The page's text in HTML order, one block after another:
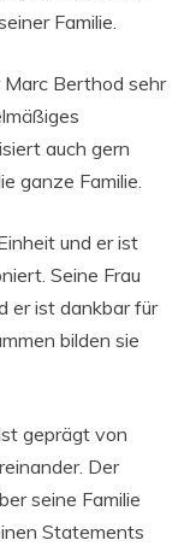
Familie.
Marc Berthod sehr
auch gern
ganze Familie.
und er ist
Seine Frau
er ist dankbar für
bilden sie
geprägt von
Der
seine Familie
Statements